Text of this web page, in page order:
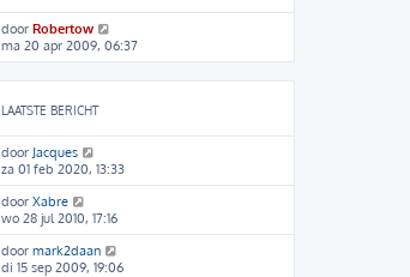
door Robertow
ma 20 apr 2009, 06:37
LAATSTE BERICHT
door Jacques
za 01 feb 2020, 13:33
door Xabre
wo 28 jul 2010, 17:16
door mark2daan
di 15 sep 2009, 19:06